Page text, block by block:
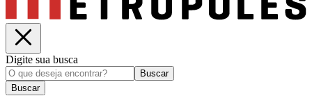
Digite sua busca
Buscar
Buscar